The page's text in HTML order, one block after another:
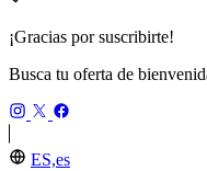
¡Gracias por suscribirte!
Busca tu oferta de
ES,es